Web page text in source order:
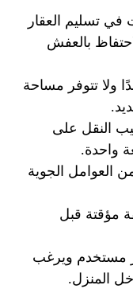
في تسليم العقار
بالعفش
ولا تتوفر مساحة
النقل على
واحدة.
العوامل الجوية
مؤقتة قبل
مستخدم ويرغب
المنزل.